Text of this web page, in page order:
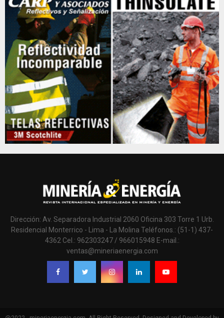
Dirección: Av. Separadora Industrial 2060 Oficina 303 Torre 1 Urb.
Residencial Monterrico - Lima - La Molina Teléfonos.: (51-1) 437-
4362 Cel.: 962303247 / 966015948 E-mail.:
ventas@mineriaenergia.com